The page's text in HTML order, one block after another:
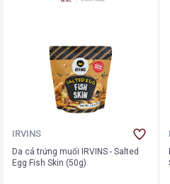
IRVINS
Da cá trứng muối IRVINS - Salted
Egg Fish Skin (50g)